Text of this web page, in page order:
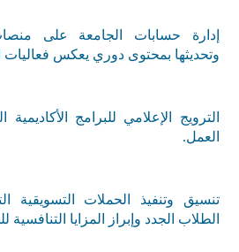
إدارة حسابات الجامعة على
وتحديثها بمحتوى دوري يعكس فعاليات
الترويج الإعلامي للبرامج
العمل.
تنسيق وتنفيذ الحملات
الطلاب الجدد وإبراز المزايا التنافسية